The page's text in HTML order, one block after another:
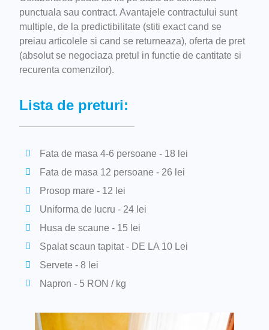
punctuala sau contract. Avantajele contractului sunt
multiple, de la predictibilitate (stiti exact cand se
preiau articolele si cand se returneaza), oferta de pret
(absolut se negociaza pretul in functie de cantitate si
recurenta comenzilor).
Lista de preturi:
Fata de masa 4-6 persoane - 18 lei
Fata de masa 12 persoane - 26 lei
Prosop mare - 12 lei
Uniforma de lucru - 24 lei
Husa de scaune - 15 lei
Spalat scaun tapitat - DE LA 10 Lei
Servete - 8 lei
Napron - 5 RON / kg